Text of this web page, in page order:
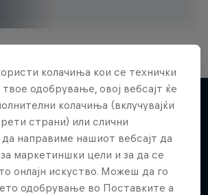
содржина
колачиња кои се технички
одобрување, овој вебсајт ќе
колачиња (вклучувајќи
страни) или слични
да направиме нашиот вебсајт да
маркетиншки цели и за да се
онлајн искуство. Можеш да го
одобрување во Поставките а